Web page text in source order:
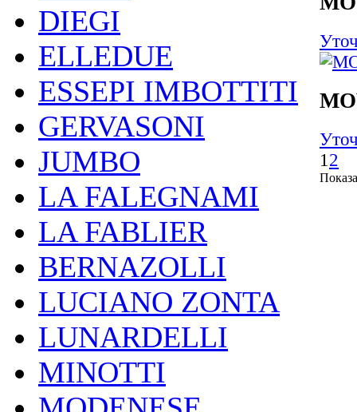
DIEGI
ELLEDUE
ESSEPI IMBOTTITI
GERVASONI
JUMBO
LA FALEGNAMI
LA FABLIER
BERNAZOLLI
LUCIANO ZONTA
LUNARDELLI
MINOTTI
1 2